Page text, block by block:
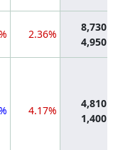
2.36%
8,730
4,950
4.17%
4,810
1,400